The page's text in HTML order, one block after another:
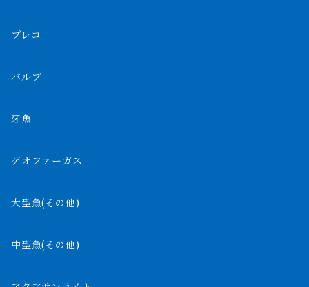
紅龍
バンジャール
ブラックアロワナ
ノーザンバラムンディ
その他アロワナ
バロ川
トゥルカナ湖
オモ川
タンガニーカビチャー
アンソルギー
コウロントン
ラプラディ
ギニア
ナイジェリア
コンギクス
オルナティピンニス
コンゴ
大型スネークヘッド
中型スネークヘッド
小型スネークヘッド
プレコ
バルブ
牙魚
ゲオファーガス
大型魚(その他)
中型魚(その他)